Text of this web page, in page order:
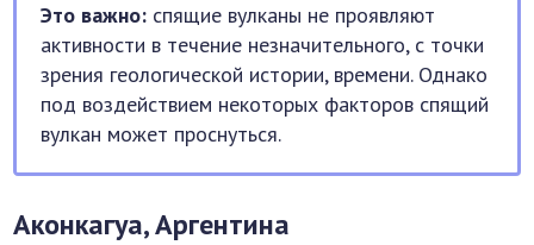
Это важно: спящие вулканы не проявляют
активности в течение незначительного, с точки
зрения геологической истории, времени. Однако
под воздействием некоторых факторов спящий
вулкан может проснуться.
Аконкагуа, Аргентина